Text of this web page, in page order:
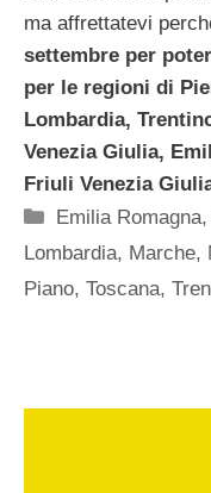
ma affrettatevi
settembre per
per le regioni di
Lombardia,
Venezia Giulia,
Friuli Venezia
Categorie
Emilia Romagna,
Lombardia, Marche,
Piano, Toscana,